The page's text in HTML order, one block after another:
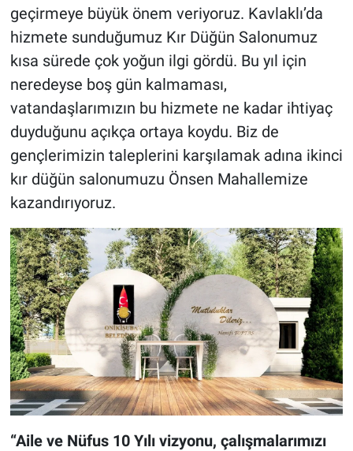
geçirmeye büyük önem veriyoruz. Kavlaklı’da
hizmete sunduğumuz Kır Düğün Salonumuz
kısa sürede çok yoğun ilgi gördü. Bu yıl için
neredeyse boş gün kalmaması,
vatandaşlarımızın bu hizmete ne kadar ihtiyaç
duyduğunu açıkça ortaya koydu. Biz de
gençlerimizin taleplerini karşılamak adına ikinci
kır düğün salonumuzu Önsen Mahallemize
kazandırıyoruz.
“Aile ve Nüfus 10 Yılı vizyonu, çalışmalarımızı